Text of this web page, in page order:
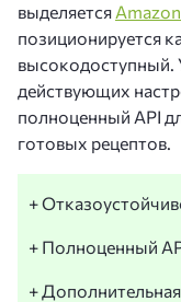
выделяется
позиционируется
высокодоступный.
действующих
полноценный API
готовых рецептов.
+
+ Полноценный
+ Дополнительная